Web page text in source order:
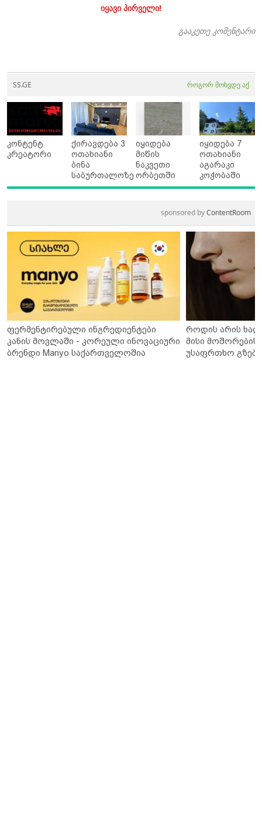
იყავი პირველი!
გააკეთე კომენტარი
SS.GE როგორ მოხვდე აქ
კონტენტ
კრეატორი
ქირავდება 3
ოთახიანი
ბინა
საბურთალოზე
იყიდება
მიწის
ნაკვეთი
ორბეთში
იყიდება 7
ოთახიანი
აგარაკი
კოჭობაში
sponsored byContentRoom
ფერმენტირებული ინგრედიენტები
კანის მოვლაში - კორეული ინოვაციური
ბრენდი Manyo საქართველოშია
როდის არის
მისი მოშორების
უსაფრთხო გზები